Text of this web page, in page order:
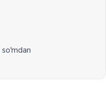
so'mdan